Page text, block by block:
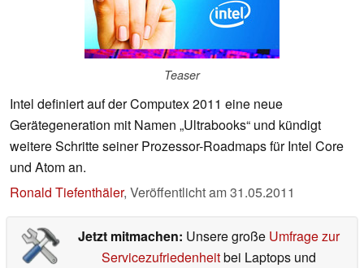
Teaser
Intel definiert auf der Computex 2011 eine neue
Gerätegeneration mit Namen „Ultrabooks“ und kündigt
weitere Schritte seiner Prozessor-Roadmaps für Intel Core
und Atom an.
Ronald Tiefenthäler, Veröffentlicht am31.05.2011
Jetzt mitmachen: Unsere große Umfrage zur
Servicezufriedenheitbei Laptops und